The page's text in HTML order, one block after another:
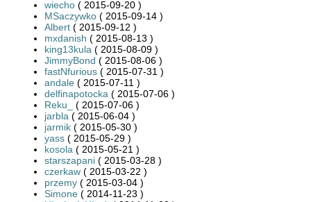
wiecho ( 2015-09-20 )
MSaczywko ( 2015-09-14 )
Albert ( 2015-09-12 )
mxdanish ( 2015-08-13 )
king13kula ( 2015-08-09 )
JimmyBond ( 2015-08-06 )
fastNfurious ( 2015-07-31 )
andale ( 2015-07-11 )
delfinapotocka ( 2015-07-06 )
Reku_
( 2015-07-06 )
jarbla ( 2015-06-04 )
jarmik ( 2015-05-30 )
yass ( 2015-05-29 )
kosola ( 2015-05-21 )
starszapani ( 2015-03-28 )
czerkaw ( 2015-03-22 )
przemy ( 2015-03-04 )
Simone ( 2014-11-23 )